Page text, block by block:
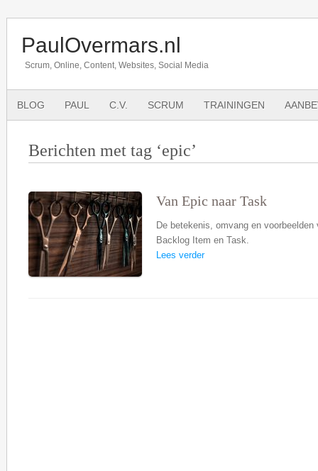
PaulOvermars.nl
Scrum, Online, Content, Websites, Social Media
BLOG PAUL C.V. SCRUM TRAININGEN
Berichten met tag ‘epic’
Van Epic naar Task
De betekenis, omvang en
Backlog Item en Task.
Lees verder